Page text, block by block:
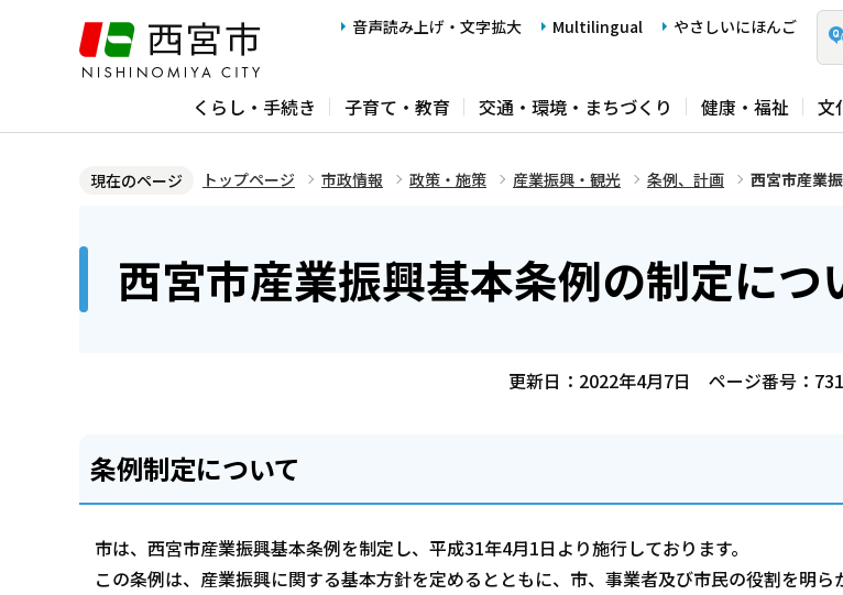
ジ
音声読み上げ・文字拡大 Multilingual やさしいにほんご
くらし・手続き 子育て・教育 交通・環境・まちづくり 健康・福祉 文
現在のページ トップページ 市政情報 政策・施策 産業振興・観光 条例、計画 西宮市産業
西宮市産業振興基本条例の制定につ
更新日：2022年4月7日 ページ番号：
条例制定について
市は、西宮市産業振興基本条例を制定し、平成31年4月1日より施行しております。
この条例は、産業振興に関する基本方針を定めるとともに、市、事業者及び市民の役割を明ら